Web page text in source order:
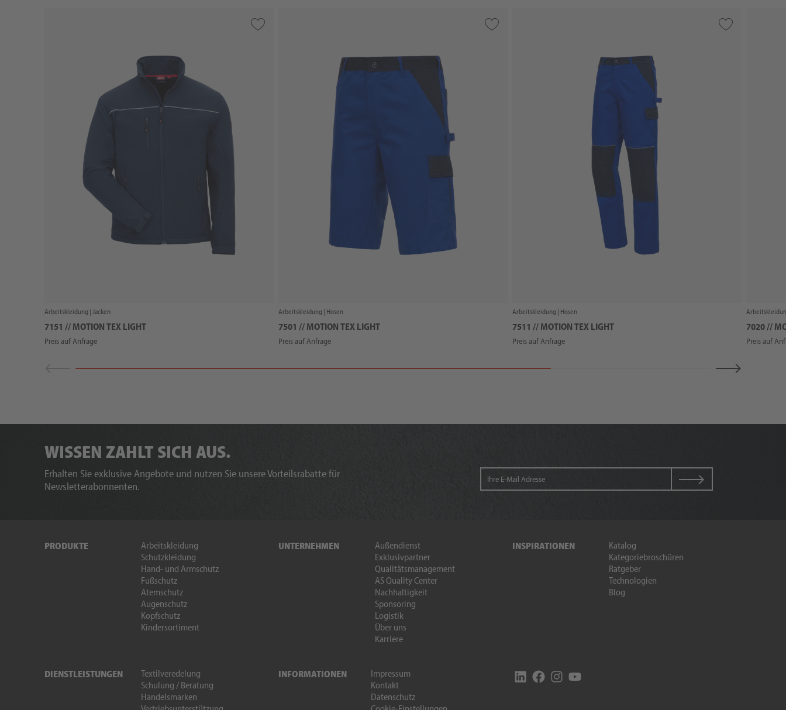
Arbeitskleidung | Jacken
7151 // MOTION TEX LIGHT
Preis auf Anfrage
Arbeitskleidung | Hosen
7501 // MOTION TEX LIGHT
Preis auf Anfrage
Arbeitskleidung | Hosen
7511 // MOTION TEX LIGHT
Preis auf Anfrage
7020 //
Preis auf
WISSEN ZAHLT SICH AUS.
Erhalten Sie exklusive Angebote und nutzen Sie unsere Vorteilsrabatte für
Newsletterabonnenten.
PRODUKTE
Arbeitskleidung
Schutzkleidung
Hand- und Armschutz
Fußschutz
Atemschutz
Augenschutz
Kopfschutz
Kindersortiment
UNTERNEHMEN
Außendienst
Exklusivpartner
Qualitätsmanagement
AS Quality Center
Nachhaltigkeit
Sponsoring
Logistik
Über uns
Karriere
INSPIRATIONEN
Katalog
Kategoriebroschüren
Ratgeber
Technologien
Blog
DIENSTLEISTUNGEN
Textilveredelung
Schulung / Beratung
Handelsmarken
INFORMATIONEN
Impressum
Kontakt
Datenschutz